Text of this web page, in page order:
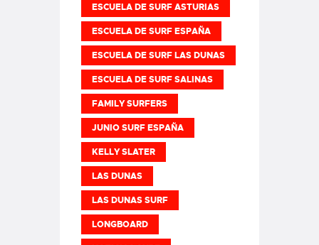
ESCUELA DE SURF ASTURIAS
ESCUELA DE SURF ESPAÑA
ESCUELA DE SURF LAS DUNAS
ESCUELA DE SURF SALINAS
FAMILY SURFERS
JUNIO SURF ESPAÑA
KELLY SLATER
LAS DUNAS
LAS DUNAS SURF
LONGBOARD